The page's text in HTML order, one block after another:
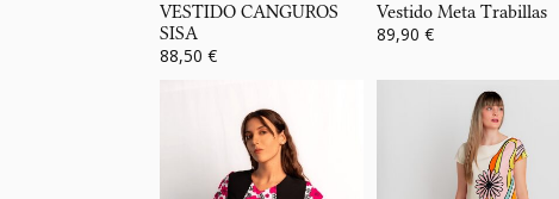
VESTIDO CANGUROS
SISA
88,50 €
Vestido Meta Trabillas
89,90 €